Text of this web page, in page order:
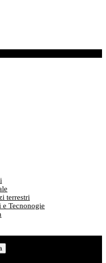
terrestri
Tecnonogie